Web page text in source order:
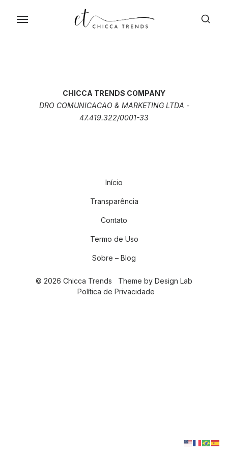
CHICCA TRENDS COMPANY
DRO COMUNICACAO & MARKETING LTDA -
47.419.322/0001-33
Início
Transparência
Contato
Termo de Uso
Sobre – Blog
© 2026 Chicca Trends Theme by Design Lab
Política de Privacidade